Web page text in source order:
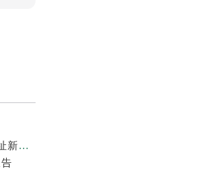
2026年6月劳力士官方维修保养服务网络地图更新（迁址新增）